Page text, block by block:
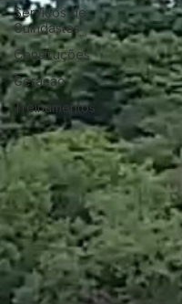
Serviços de
Guindastes
Construções
Geração
Treinamentos